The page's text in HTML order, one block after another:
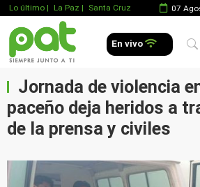
Lo último | La Paz | Santa Cruz 07
En vivo
Jornada de violencia
paceño deja heridos a
de la prensa y civiles